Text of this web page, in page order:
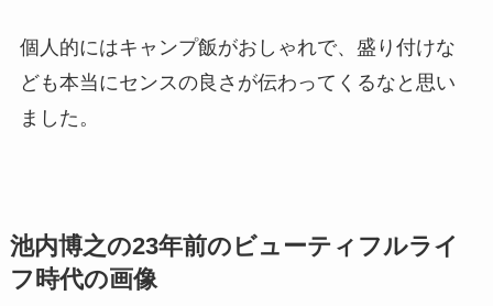
個人的にはキャンプ飯がおしゃれで、盛り付けな
ども本当にセンスの良さが伝わってくるなと思い
ました。
池内博之の23年前のビューティフルライ
フ時代の画像